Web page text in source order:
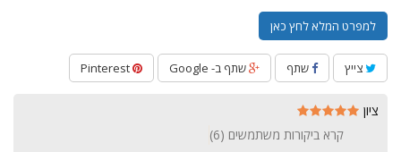
למפרט המלא לחץ כאן
צייץ שתף שתף ב- Google
ציון
קרא ביקורות משתמשים (6
)